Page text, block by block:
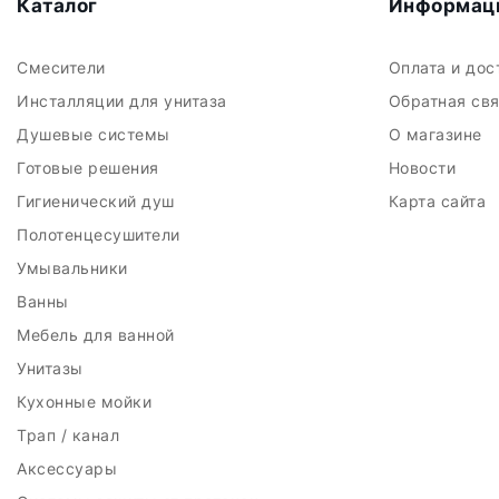
Каталог
Смесители
Инсталляции для унитаза
Душевые системы
Готовые решения
Гигиенический душ
Полотенцесушители
Умывальники
Ванны
Мебель для ванной
Унитазы
Кухонные мойки
Трап / канал
Аксессуары
Оплата и
Обратная
О магазине
Новости
Карта сайта